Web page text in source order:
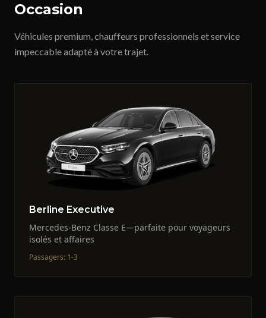
Occasion
Véhicules premium, chauffeurs professionnels et service
impeccable adapté à votre trajet.
Berline Executive
Mercedes-Benz Classe E—parfaite pour voyageurs
isolés et affaires
Passagers: 1-3